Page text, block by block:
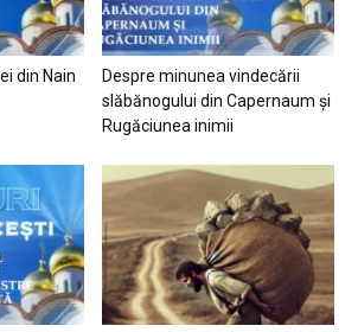
din Nain
Despre minunea vindecării
slăbănogului din Capernaum și
Rugăciunea inimii